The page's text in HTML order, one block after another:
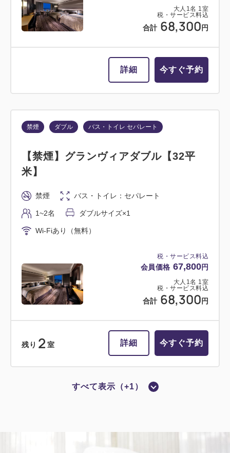
合計 37,300円
会員価格 18,600 円
大人1名1 室
税・サービス料込
合計 19,100円
喫煙 シングル
140CM）【17平米】1名様利用
1名 セミダブル×1
Wi-Fiあり（無料）
大人 1名 1室
税・サービス料込
合計 68,300 円
詳細 今すぐ予約
税・サービス料込
会員価格 67,800円
大人 1名 1室
税・サービス料込
合計 68,300 円
禁煙 ダブル バス・トイレ セパレート
【禁煙】グランヴィアダブル【32平
米】
禁煙 バス・トイレ：セパレート
1~2名 ダブルサイズ×1
Wi-Fiあり（無料）
残り 2 室 詳細 今すぐ予約
すべて表示（+1）